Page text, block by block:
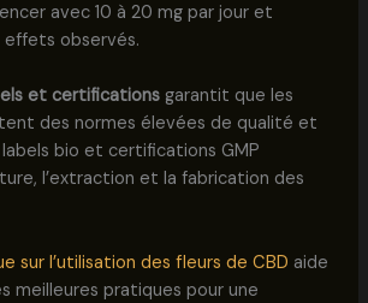
avec 10 à 20 mg par jour et
effets observés.
et certificationsgarantit que les
des normes élevées de qualité et
bio et certifications GMP
l’extraction et la fabrication des
sur l’utilisation des fleurs de CBD aide
meilleures pratiques pour une